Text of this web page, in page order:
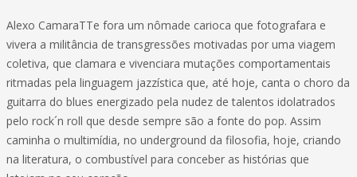
Alexo CamaraTTe fora um nômade carioca que fotografara e
vivera a militância de transgressões motivadas por uma viagem
coletiva, que clamara e vivenciara mutações comportamentais
ritmadas pela linguagem jazzística que, até hoje, canta o choro da
guitarra do blues energizado pela nudez de talentos idolatrados
pelo rock´n roll que desde sempre são a fonte do pop. Assim
caminha o multimídia, no underground da filosofia, hoje, criando
na literatura, o combustível para conceber as histórias que